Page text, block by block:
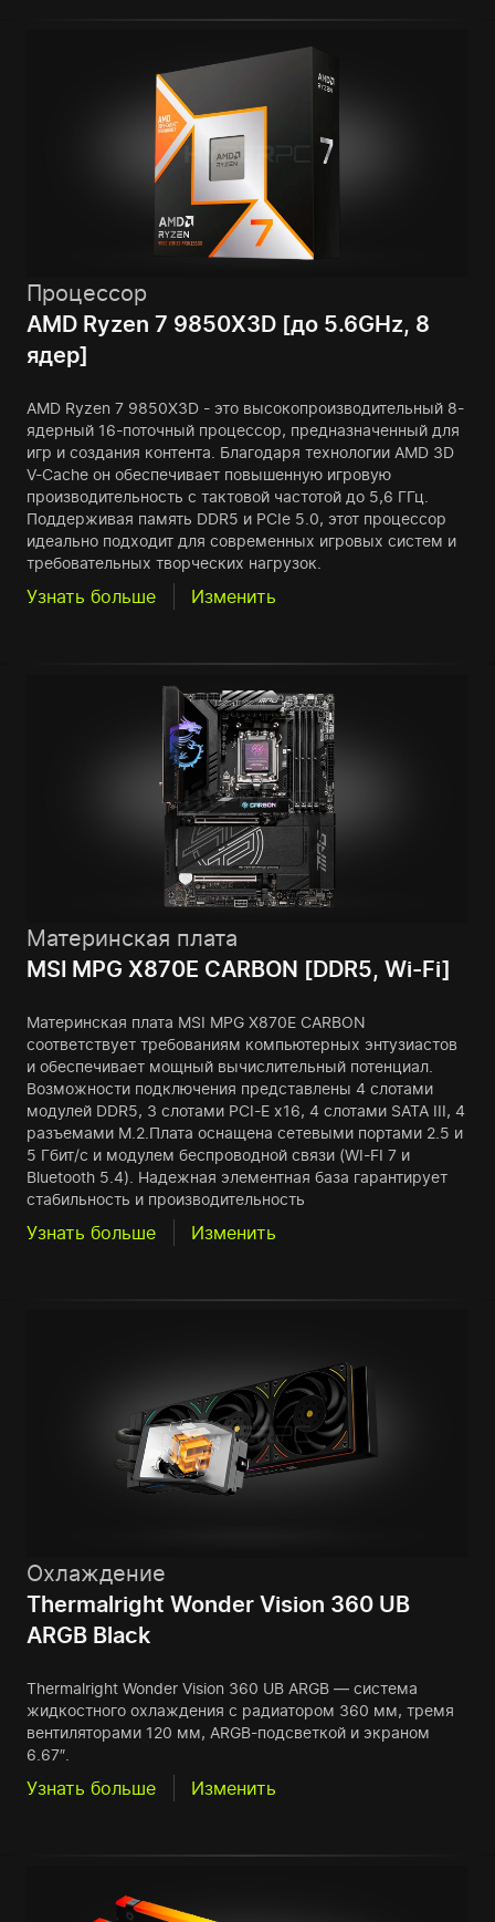
Процессор
AMD Ryzen 7 9850X3D [до 5.6GHz, 8
ядер]
AMD Ryzen 7 9850X3D - это высокопроизводительный 8-
ядерный 16-поточный процессор, предназначенный для
игр и создания контента. Благодаря технологии AMD 3D
V-Cache он обеспечивает повышенную игровую
производительность с тактовой частотой до 5,6 ГГц.
Поддерживая память DDR5 и PCIe 5.0, этот процессор
идеально подходит для современных игровых систем и
требовательных творческих нагрузок.
Узнать больше Изменить
Материнская плата
MSI MPG X870E CARBON [DDR5, Wi-Fi]
Материнская плата MSI MPG X870E CARBON
соответствует требованиям компьютерных энтузиастов
и обеспечивает мощный вычислительный потенциал.
Возможности подключения представлены 4 слотами
модулей DDR5, 3 слотами PCI-E x16, 4 слотами SATA III, 4
разъемами M.2.Плата оснащена сетевыми портами 2.5 и
5 Гбит/с и модулем беспроводной связи (WI-FI 7 и
Bluetooth 5.4). Надежная элементная база гарантирует
стабильность и производительность
Узнать больше Изменить
Охлаждение
Thermalright Wonder Vision 360 UB
ARGB Black
Thermalright Wonder Vision 360 UB ARGB — система
жидкостного охлаждения с радиатором 360 мм, тремя
вентиляторами 120 мм, ARGB-подсветкой и экраном
6.67″.
Узнать больше Изменить